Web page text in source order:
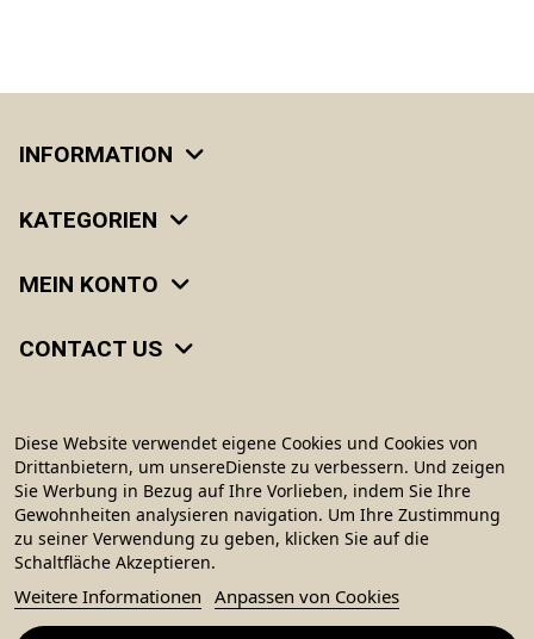
INFORMATION
KATEGORIEN
MEIN KONTO
CONTACT US
Diese Website verwendet eigene Cookies und Cookies von
Drittanbietern, um unsereDienste zu verbessern. Und zeigen
Sie Werbung in Bezug auf Ihre Vorlieben, indem Sie Ihre
Gewohnheiten analysieren navigation. Um Ihre Zustimmung
zu seiner Verwendung zu geben, klicken Sie auf die
Schaltfläche Akzeptieren.
Weitere Informationen Anpassen von Cookies